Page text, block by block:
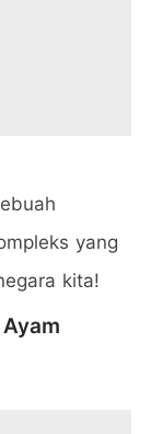
yang
kita!